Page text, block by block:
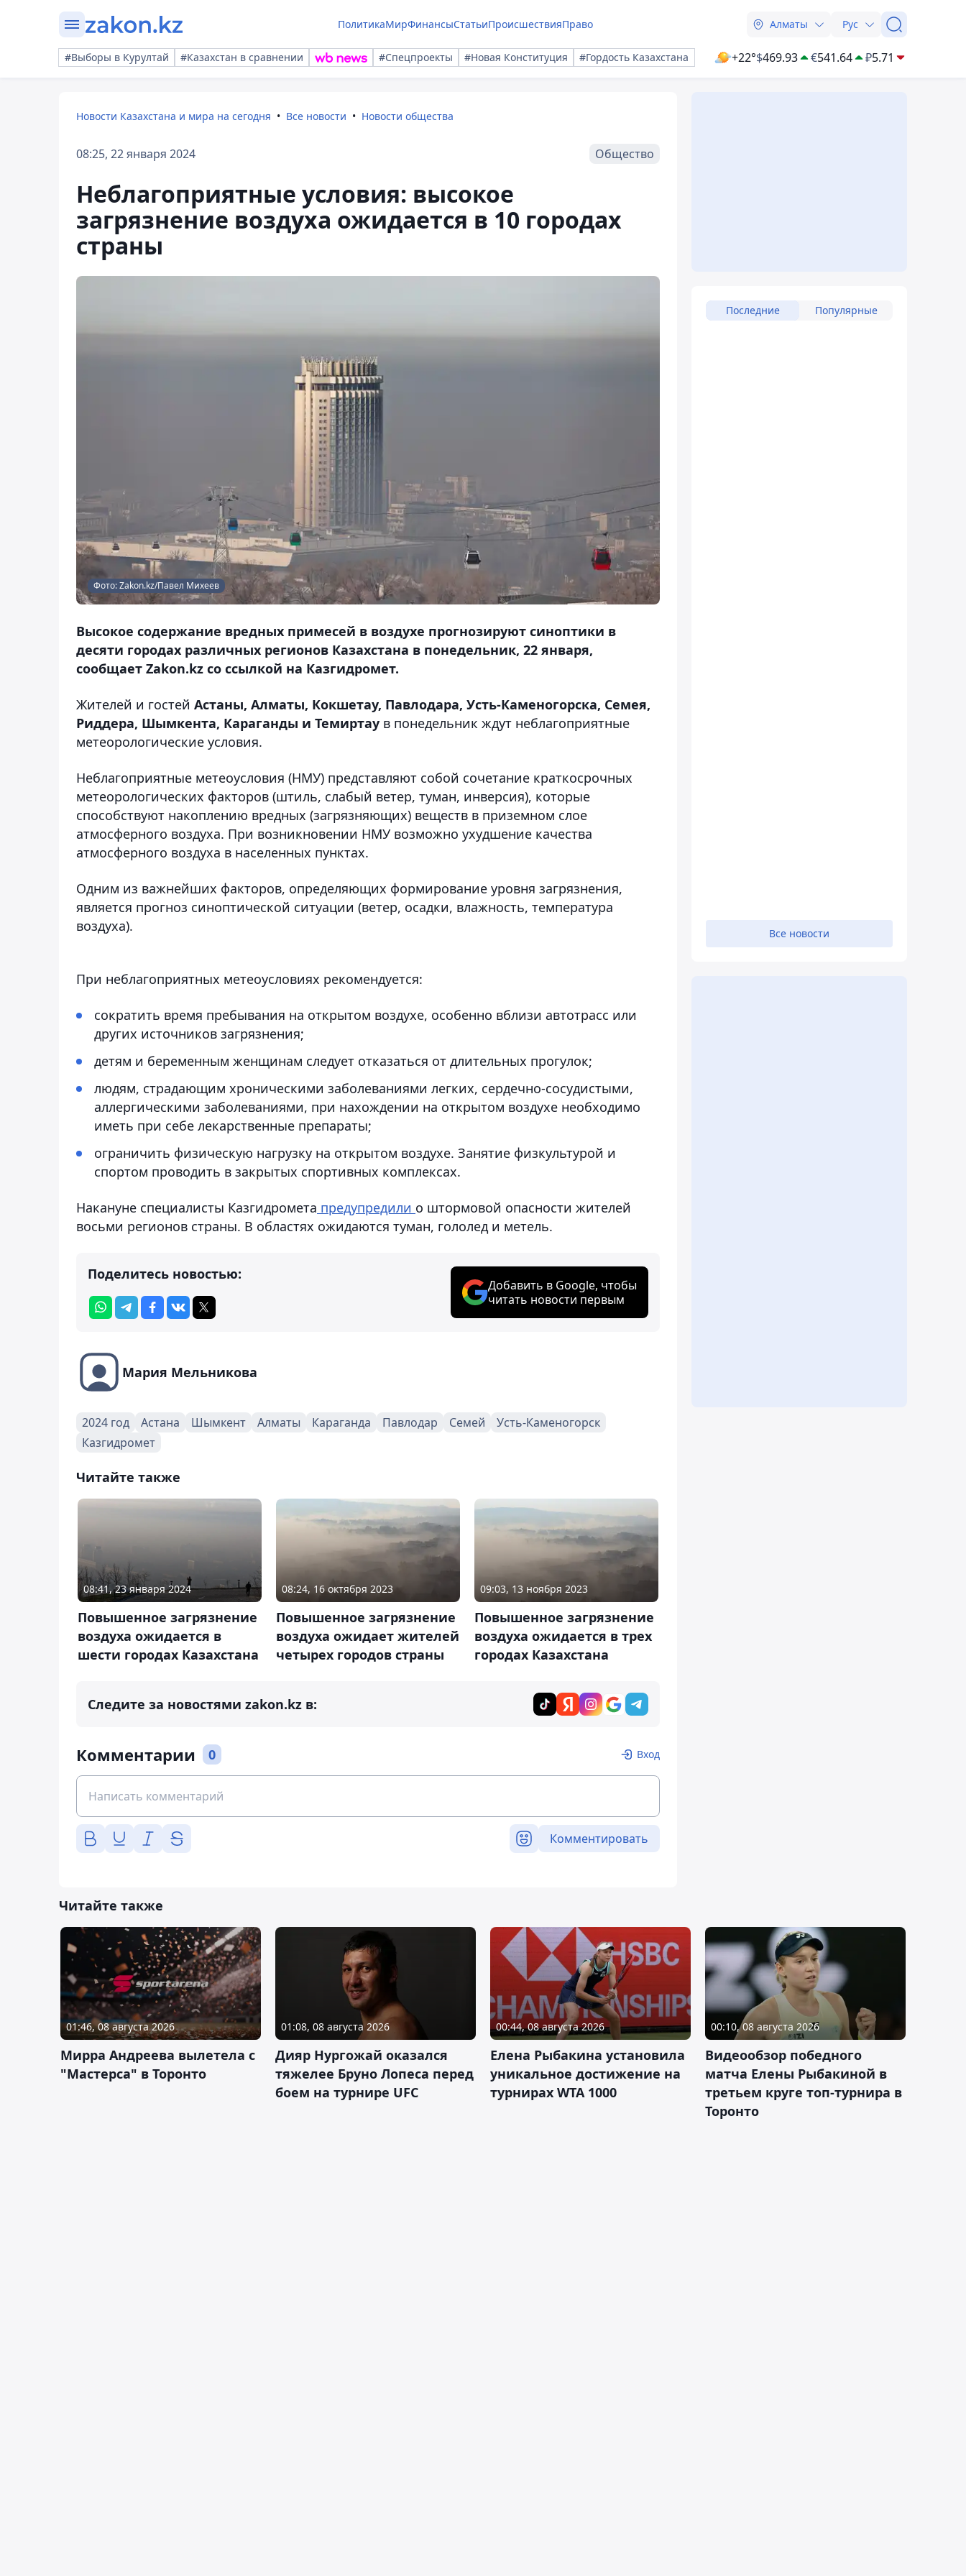
ПолитикаМирФинансыСтатьиПроисшествияПраво Алматы Рус
#Выборы в Курултай #Казахстан в сравнении #Спецпроекты #Новая Конституция #Гордость Казахстана +22°$469.93 €541.64 ₽5.71
Новости Казахстана и мира на сегодня Все новости Новости общества
08:25, 22 января 2024 Общество
Неблагоприятные условия: высокое
загрязнение воздуха ожидается в 10 городах
страны
Фото: Zakon.kz/Павел Михеев
Высокое содержание вредных примесей в воздухе прогнозируют синоптики в
десяти городах различных регионов Казахстана в понедельник, 22 января,
сообщает Zakon.kz со ссылкой на Казгидромет.
Жителей и гостей Астаны, Алматы, Кокшетау, Павлодара, Усть-Каменогорска, Семея,
Риддера, Шымкента, Караганды и Темиртау в понедельник ждут неблагоприятные
метеорологические условия.
Неблагоприятные метеоусловия (НМУ) представляют собой сочетание краткосрочных
метеорологических факторов (штиль, слабый ветер, туман, инверсия), которые
способствуют накоплению вредных (загрязняющих) веществ в приземном слое
атмосферного воздуха. При возникновении НМУ возможно ухудшение качества
атмосферного воздуха в населенных пунктах.
Одним из важнейших факторов, определяющих формирование уровня загрязнения,
является прогноз синоптической ситуации (ветер, осадки, влажность, температура
воздуха).
При неблагоприятных метеоусловиях рекомендуется:
сократить время пребывания на открытом воздухе, особенно вблизи автотрасс или
других источников загрязнения;
детям и беременным женщинам следует отказаться от длительных прогулок;
людям, страдающим хроническими заболеваниями легких, сердечно-сосудистыми,
аллергическими заболеваниями, при нахождении на открытом воздухе необходимо
иметь при себе лекарственные препараты;
ограничить физическую нагрузку на открытом воздухе. Занятие физкультурой и
спортом проводить в закрытых спортивных комплексах.
Накануне специалисты Казгидромета предупредили о штормовой опасности жителей
восьми регионов страны. В областях ожидаются туман, гололед и метель.
Поделитесь новостью:
Добавить в Google, чтобы
читать новости первым
Мария Мельникова
2024 год Астана Шымкент Алматы Караганда Павлодар Семей
Усть-Каменогорск
Казгидромет
Читайте также
08:41, 23 января 2024
Повышенное загрязнение
воздуха ожидается в
шести городах Казахстана
08:24, 16 октября 2023
Повышенное загрязнение
воздуха ожидает жителей
четырех городов страны
09:03, 13 ноября 2023
Повышенное загрязнение
воздуха ожидается в трех
городах Казахстана
Следите за новостями zakon.kz в:
Комментарии 0 Вход
Комментировать
Последние Популярные
Все новости
Читайте также
01:46, 08 августа 2026
Мирра Андреева вылетела с
"Мастерса" в Торонто
01:08, 08 августа 2026
Дияр Нургожай оказался
тяжелее Бруно Лопеса перед
боем на турнире UFC
00:44, 08 августа 2026
Елена Рыбакина установила
уникальное достижение на
турнирах WTA 1000
00:10, 08 августа 2026
Видеообзор победного
матча Елены Рыбакиной в
третьем круге топ-турнира в
Торонто